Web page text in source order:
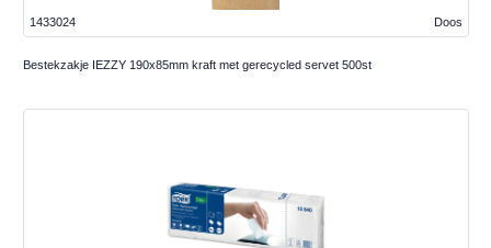
Doos
1433024
Bestekzakje IEZZY 190x85mm kraft met gerecycled servet 500st